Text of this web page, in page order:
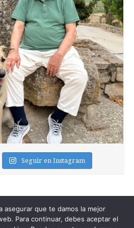
Seguir en Instagram
asegurar que te damos la mejor
Para continuar, debes aceptar el